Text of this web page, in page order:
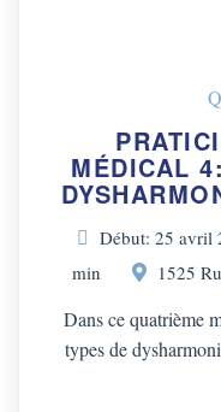
MÉDICAL
Début: 25 avril
min
1525
Dans ce quatrième
types de